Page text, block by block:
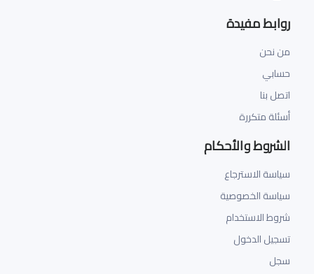
روابط مفيدة
من نحن
حسابي
اتصل بنا
أسئلة متكررة
الشروط والأحكام
سياسة الاسترجاع
سياسة الخصوصية
شروط الاستخدام
تسجيل الدخول
سجل